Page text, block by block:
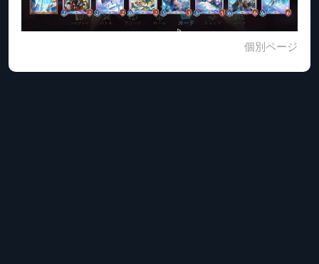
個別ページ